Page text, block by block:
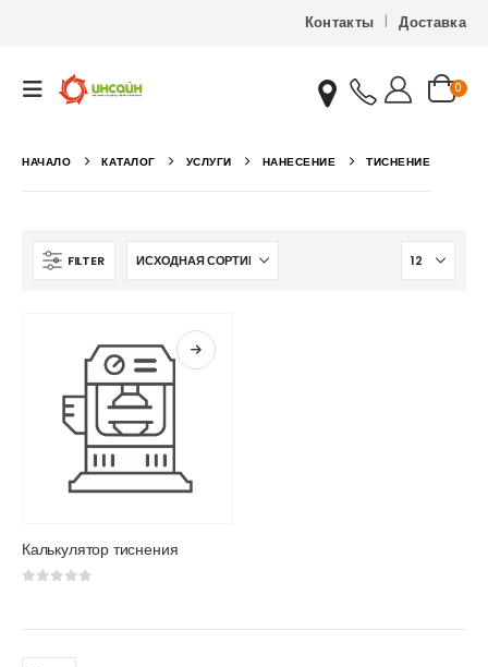
Контакты Доставка
0
НАЧАЛО КАТАЛОГ УСЛУГИ НАНЕСЕНИЕ ТИСНЕНИЕ
FILTER
Калькулятор тиснения